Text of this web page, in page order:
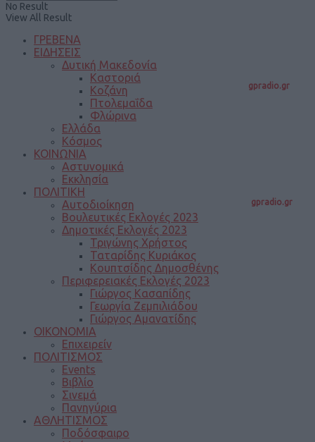
gpradio.gr
No Result
View All Result
ΓΡΕΒΕΝΑ
ΕΙΔΗΣΕΙΣ
Δυτική Μακεδονία
Καστοριά
Κοζάνη
Πτολεμαΐδα
Φλώρινα
Ελλάδα
Κόσμος
ΚΟΙΝΩΝΙΑ
Αστυνομικά
Εκκλησία
ΠΟΛΙΤΙΚΗ
Αυτοδιοίκηση
Βουλευτικές Εκλογές 2023
Δημοτικές Εκλογές 2023
Τριγώνης Χρήστος
Ταταρίδης Κυριάκος
Κουπτσίδης Δημοσθένης
Περιφερειακές Εκλογές 2023
Γιώργος Κασαπίδης
Γεωργία Ζεμπιλιάδου
Γιώργος Αμανατίδης
ΟΙΚΟΝΟΜΙΑ
Επιχειρείν
ΠΟΛΙΤΙΣΜΟΣ
Events
Βιβλίο
Σινεμά
Πανηγύρια
ΑΘΛΗΤΙΣΜΟΣ
Ποδόσφαιρο
gpradio.gr